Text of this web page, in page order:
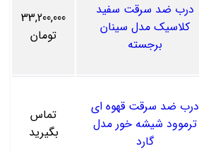
درب ضد سرقت سفید
کلاسیک مدل سینان
برجسته
33,200,000
تومان
درب ضد سرقت قهوه ای
ترموود شیشه خور مدل
گارد
تماس
بگیرید